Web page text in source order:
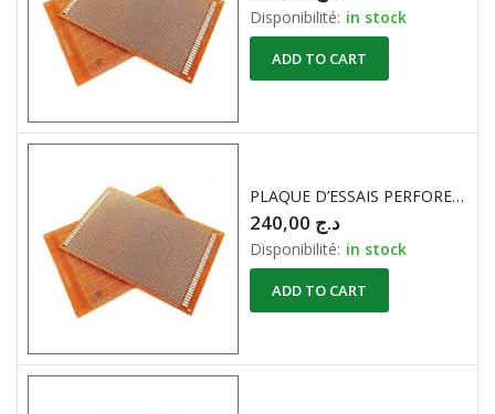
Disponibilité: in stock
ADD TO CART
PLAQUE D’ESSAIS PERFORE BAKELITE ( 7cm X 9cm )
د.ج
Disponibilité: in stock
ADD TO CART